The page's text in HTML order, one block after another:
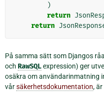
)
return
return
På samma sätt som Djangos
och RawSQLexpression) ger
osäkra om användarinmatning
vårsäkerhetsdokumentation,